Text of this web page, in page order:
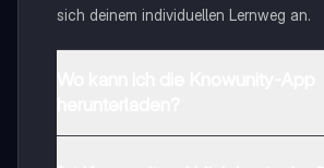
sich deinem individuellen Lernweg an.